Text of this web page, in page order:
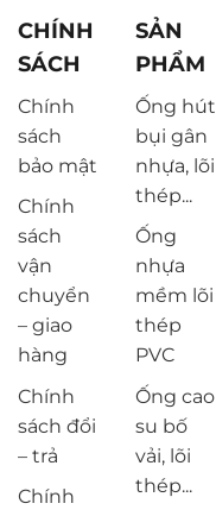
CHÍNH
SÁCH
Chính
sách
bảo mật
Chính
sách
vận
chuyển
– giao
hàng
Chính
sách đổi
– trả
Chính
SẢN
PHẨM
Ống hút
bụi gân
nhựa, lõi
thép...
Ống
nhựa
mềm lõi
thép
PVC
Ống cao
su bố
vải, lõi
thép...